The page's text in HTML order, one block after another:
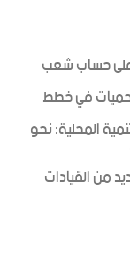
على حساب شعب
في خطط
المحلية: نحو
من القيادات